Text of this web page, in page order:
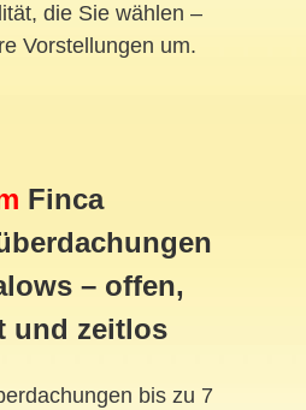
die Sie wählen –
Vorstellungen um.
Finca
– offen,
und zeitlos
bis zu 7